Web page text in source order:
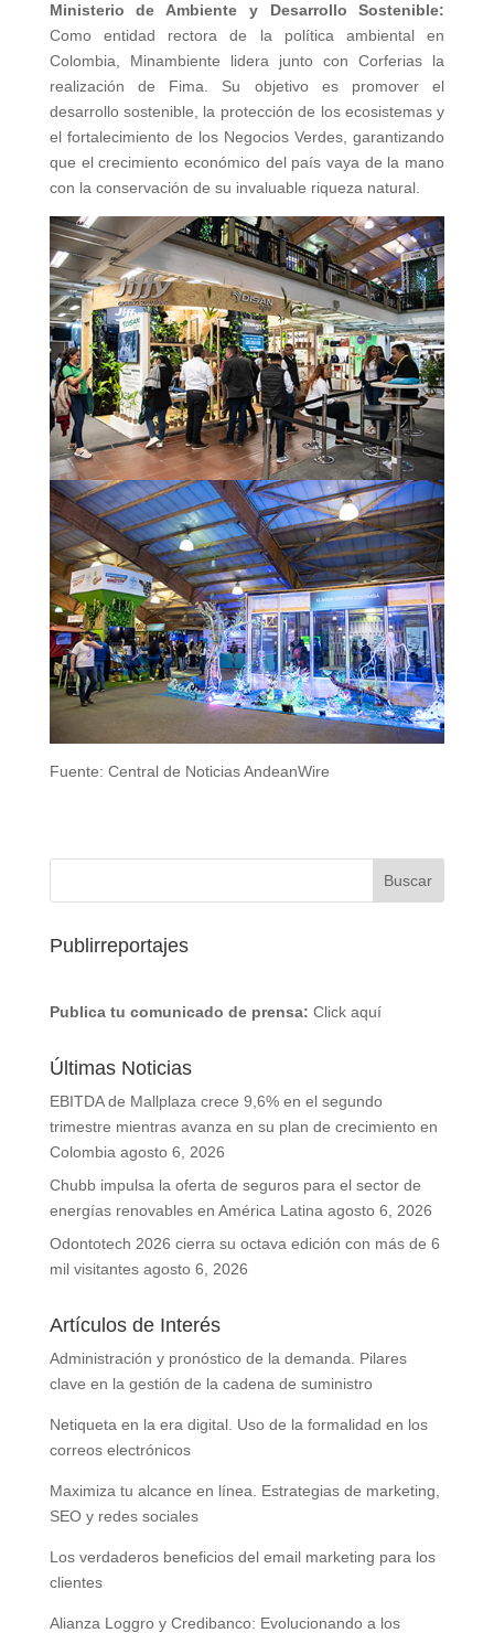
Ministerio de Ambiente y Desarrollo Sostenible:
Como entidad rectora de la política ambiental en
Colombia, Minambiente lidera junto con Corferias la
realización de Fima. Su objetivo es promover el
desarrollo sostenible, la protección de los ecosistemas y
el fortalecimiento de los Negocios Verdes, garantizando
que el crecimiento económico del país vaya de la mano
con la conservación de su invaluable riqueza natural.
Fuente: Central de Noticias AndeanWire
Publirreportajes
Publica tu comunicado de prensa: Click aquí
Últimas Noticias
EBITDA de Mallplaza crece 9,6% en el segundo
trimestre mientras avanza en su plan de crecimiento en
Colombia agosto 6, 2026
Chubb impulsa la oferta de seguros para el sector de
energías renovables en América Latina agosto 6, 2026
Odontotech 2026 cierra su octava edición con más de 6
mil visitantes agosto 6, 2026
Artículos de Interés
Administración y pronóstico de la demanda. Pilares
clave en la gestión de la cadena de suministro
Netiqueta en la era digital. Uso de la formalidad en los
correos electrónicos
Maximiza tu alcance en línea. Estrategias de marketing,
SEO y redes sociales
Los verdaderos beneficios del email marketing para los
clientes
Alianza Loggro y Credibanco: Evolucionando a los